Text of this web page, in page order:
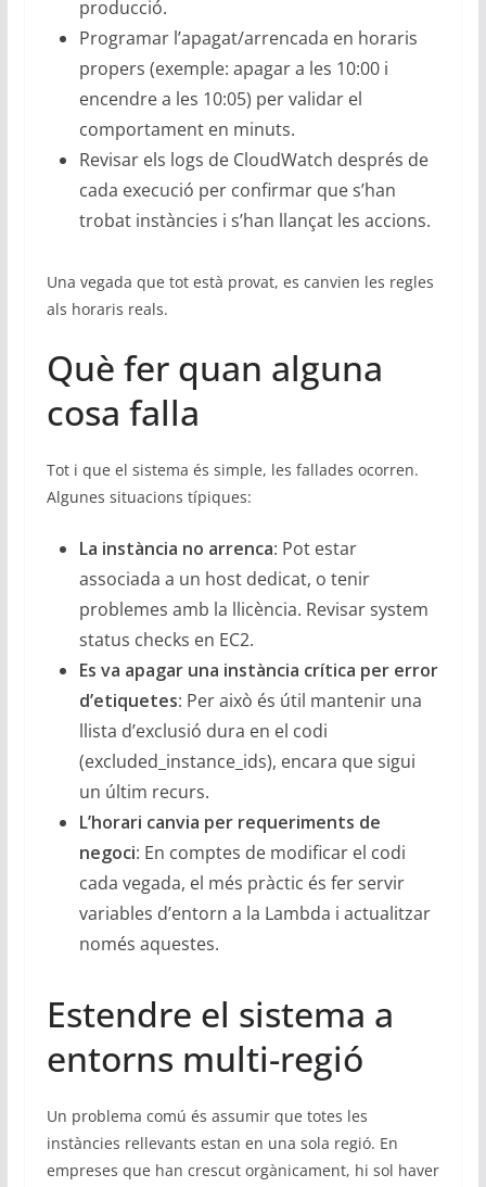
producció.
Programar l’apagat/arrencada en horaris
propers (exemple: apagar a les 10:00 i
encendre a les 10:05) per validar el
comportament en minuts.
Revisar els logs de CloudWatch després de
cada execució per confirmar que s’han
trobat instàncies i s’han llançat les accions.
Una vegada que tot està provat, es canvien les regles
als horaris reals.
Què fer quan alguna
cosa falla
Tot i que el sistema és simple, les fallades ocorren.
Algunes situacions típiques:
La instància no arrenca: Pot estar
associada a un host dedicat, o tenir
problemes amb la llicència. Revisar system
status checks en EC2.
Es va apagar una instància crítica per error
d’etiquetes: Per això és útil mantenir una
llista d’exclusió dura en el codi
(excluded_instance_ids), encara que sigui
un últim recurs.
L’horari canvia per requeriments de
negoci: En comptes de modificar el codi
cada vegada, el més pràctic és fer servir
variables d’entorn a la Lambda i actualitzar
només aquestes.
Estendre el sistema a
entorns multi-regió
Un problema comú és assumir que totes les
instàncies rellevants estan en una sola regió. En
empreses que han crescut orgànicament, hi sol haver